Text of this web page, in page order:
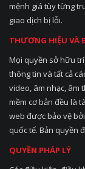
mệnh giá tùy từng
giao dịch bị lỗi.
THƯƠNG HIỆU VÀ
Mọi quyền sở hữu
thông tin và tất cả
video, âm nhạc, âm
mềm cơ bản đều là
web được bảo vệ
quốc tế. Bản quyền
QUYỀN PHÁP LÝ